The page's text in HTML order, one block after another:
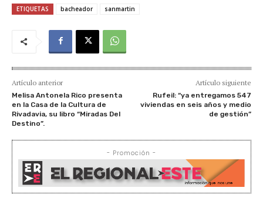
ETIQUETAS bacheador sanmartin
Artículo anterior
Melisa Antonela Rico presenta
en la Casa de la Cultura de
Rivadavia, su libro “Miradas Del
Destino”.
Artículo siguiente
Rufeil: “ya entregamos 547
viviendas en seis años y medio
de gestión”
- Promoción -